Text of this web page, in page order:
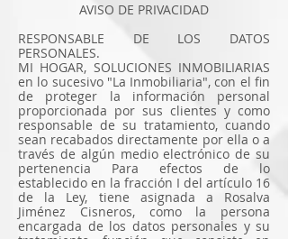
AVISO DE PRIVACIDAD
RESPONSABLE DE LOS DATOS
PERSONALES.
MI HOGAR, SOLUCIONES INMOBILIARIAS
en lo sucesivo "La Inmobiliaria", con el fin
de proteger la información personal
proporcionada por sus clientes y como
responsable de su tratamiento, cuando
sean recabados directamente por ella o a
través de algún medio electrónico de su
pertenencia Para efectos de lo
establecido en la fracción I del artículo 16
de la Ley, tiene asignada a Rosalva
Jiménez Cisneros, como la persona
encargada de los datos personales y su